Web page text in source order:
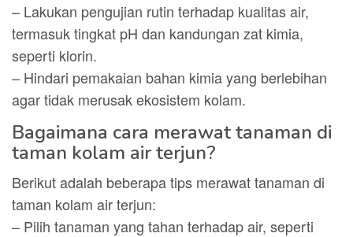
– Lakukan pengujian rutin terhadap kualitas air,
termasuk tingkat pH dan kandungan zat kimia,
seperti klorin.
– Hindari pemakaian bahan kimia yang berlebihan
agar tidak merusak ekosistem kolam.
Bagaimana cara merawat tanaman di
taman kolam air terjun?
Berikut adalah beberapa tips merawat tanaman di
taman kolam air terjun:
– Pilih tanaman yang tahan terhadap air, seperti